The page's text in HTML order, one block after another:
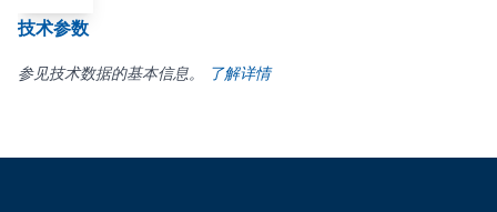
技术参数
参见技术数据的基本信息。 了解详情